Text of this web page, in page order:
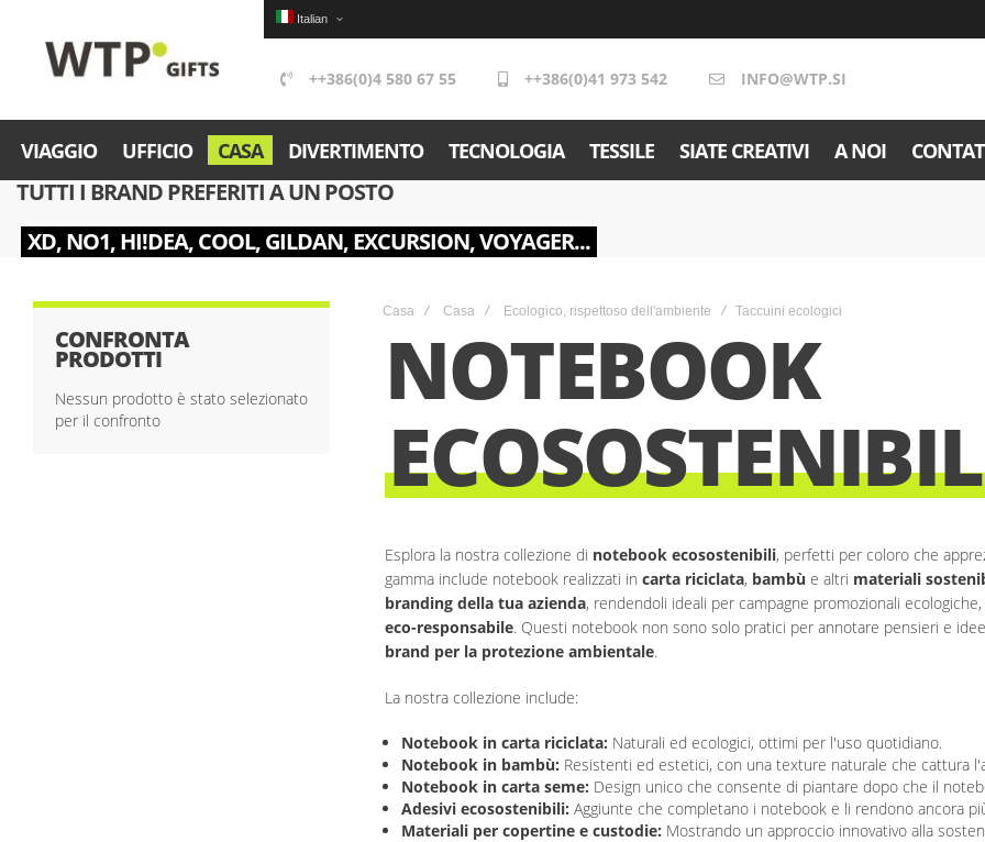
Italian
++386(0)4 580 67 55 ++386(0)41 973 542 INFO@WTP.SI
VIAGGIO UFFICIO CASA DIVERTIMENTO TECNOLOGIA TESSILE SIATE CREATIVI A NOI
TUTTI I BRAND PREFERITI A UN POSTO
XD, NO1, HI!DEA, COOL, GILDAN, EXCURSION, VOYAGER...
Casa Casa Ecologico, rispettoso dell'ambiente Taccuini ecologici
NOTEBOOK
Esplora la nostra collezione di notebook ecosostenibili, perfetti per coloro che
gamma include notebook realizzati in carta riciclata, bambù e altri materiali
branding della tua azienda, rendendoli ideali per campagne promozionali
eco-responsabile. Questi notebook non sono solo pratici per annotare pensieri e
brand per la protezione ambientale.
La nostra collezione include:
Notebook in carta riciclata: Naturali ed ecologici, ottimi per l'uso quotidiano.
Notebook in bambù: Resistenti ed estetici, con una texture naturale che cattura
Notebook in carta seme: Design unico che consente di piantare dopo che il
Adesivi ecosostenibili: Aggiunte che completano i notebook e li rendono ancora
Materiali per copertine e custodie: Mostrando un approccio innovativo alla
CONFRONTA
PRODOTTI
Nessun prodotto è stato selezionato
per il confronto